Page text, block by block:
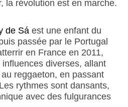
la révolution est en marche.
de Sá est une enfant du
passée par le Portugal
en France en 2011,
diverses, allant
reggaeton, en passant
rythmes sont dansants,
avec des fulgurances